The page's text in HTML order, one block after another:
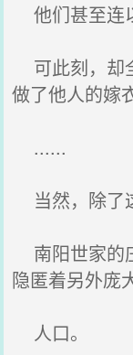
他们甚至连
可此刻，却
做了他人的嫁
......
当然，除了
南阳世家的
隐匿着另外庞
人口。